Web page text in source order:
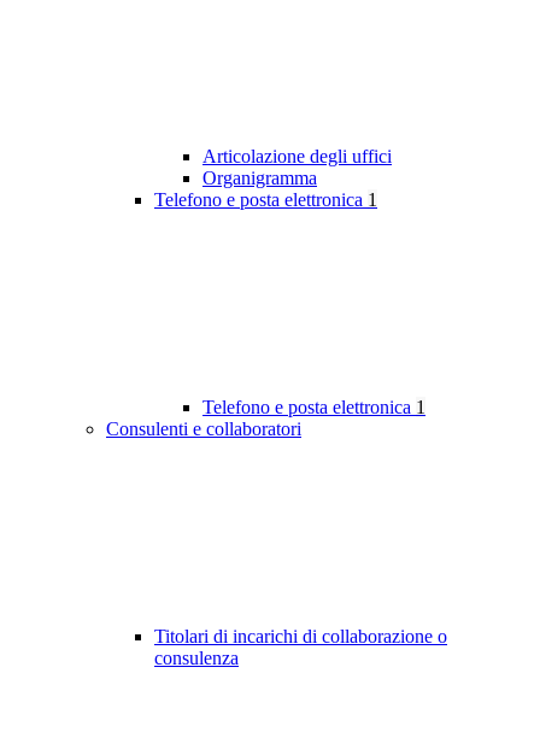
Articolazione degli uffici
Organigramma
Telefono e posta elettronica 1
Telefono e posta elettronica 1
Consulenti e collaboratori
Titolari di incarichi di collaborazione o
consulenza